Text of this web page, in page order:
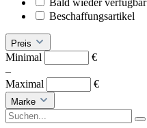
Beschaffungsartikel
Preis
Minimal
€
–
Maximal
€
Marke